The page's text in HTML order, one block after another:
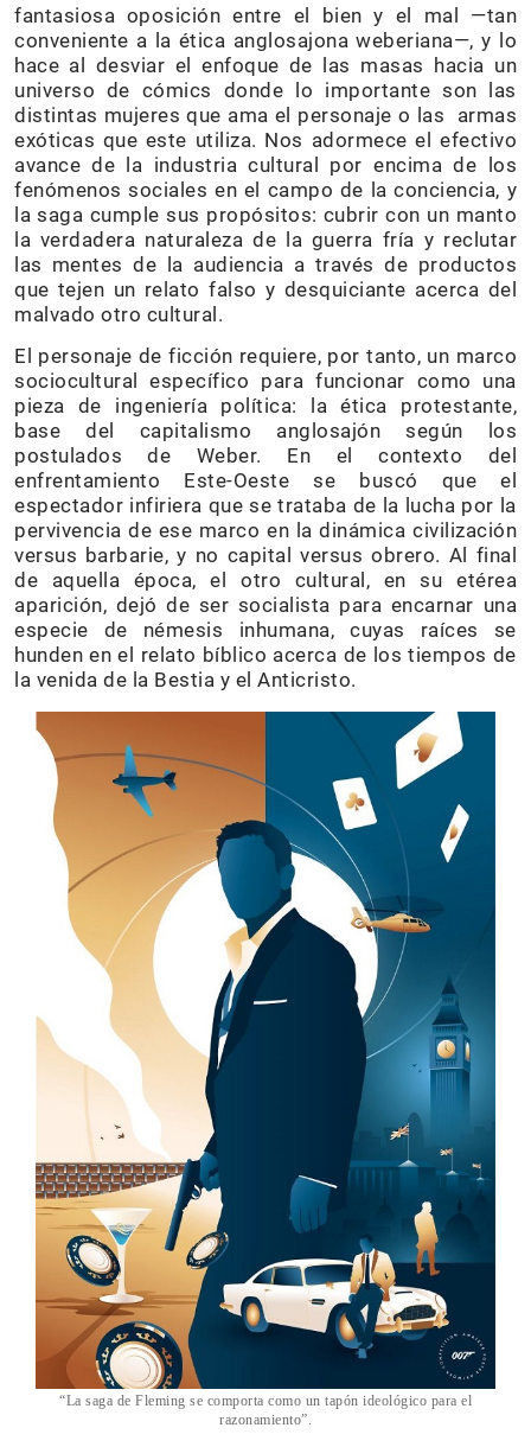
fantasiosa oposición entre el bien y el mal —tan
conveniente a la ética anglosajona weberiana—, y lo
hace al desviar el enfoque de las masas hacia un
universo de cómics donde lo importante son las
distintas mujeres que ama el personaje o las armas
exóticas que este utiliza. Nos adormece el efectivo
avance de la industria cultural por encima de los
fenómenos sociales en el campo de la conciencia, y
la saga cumple sus propósitos: cubrir con un manto
la verdadera naturaleza de la guerra fría y reclutar
las mentes de la audiencia a través de productos
que tejen un relato falso y desquiciante acerca del
malvado otro cultural.
El personaje de ficción requiere, por tanto, un marco
sociocultural específico para funcionar como una
pieza de ingeniería política: la ética protestante,
base del capitalismo anglosajón según los
postulados de Weber. En el contexto del
enfrentamiento Este-Oeste se buscó que el
espectador infiriera que se trataba de la lucha por la
pervivencia de ese marco en la dinámica civilización
versus barbarie, y no capital versus obrero. Al final
de aquella época, el otro cultural, en su etérea
aparición, dejó de ser socialista para encarnar una
especie de némesis inhumana, cuyas raíces se
hunden en el relato bíblico acerca de los tiempos de
la venida de la Bestia y el Anticristo.
“La saga de Fleming se comporta como un tapón ideológico para el
razonamiento”.